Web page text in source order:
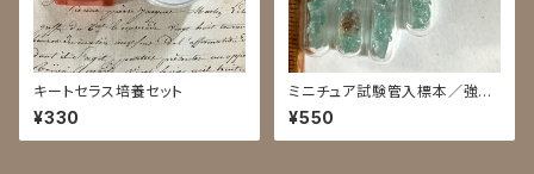
キートセラス培養セット
¥330
ミニチュア試験管入標本／強蛍
光蛍石
¥550